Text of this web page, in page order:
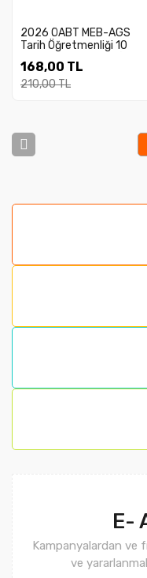
2026 ÖABT MEB-AGS
Tarih Öğretmenliği 10
Akademi Yayıncılık
168,00 TL
210,00 TL
E-
Kampanyalardan ve
ve